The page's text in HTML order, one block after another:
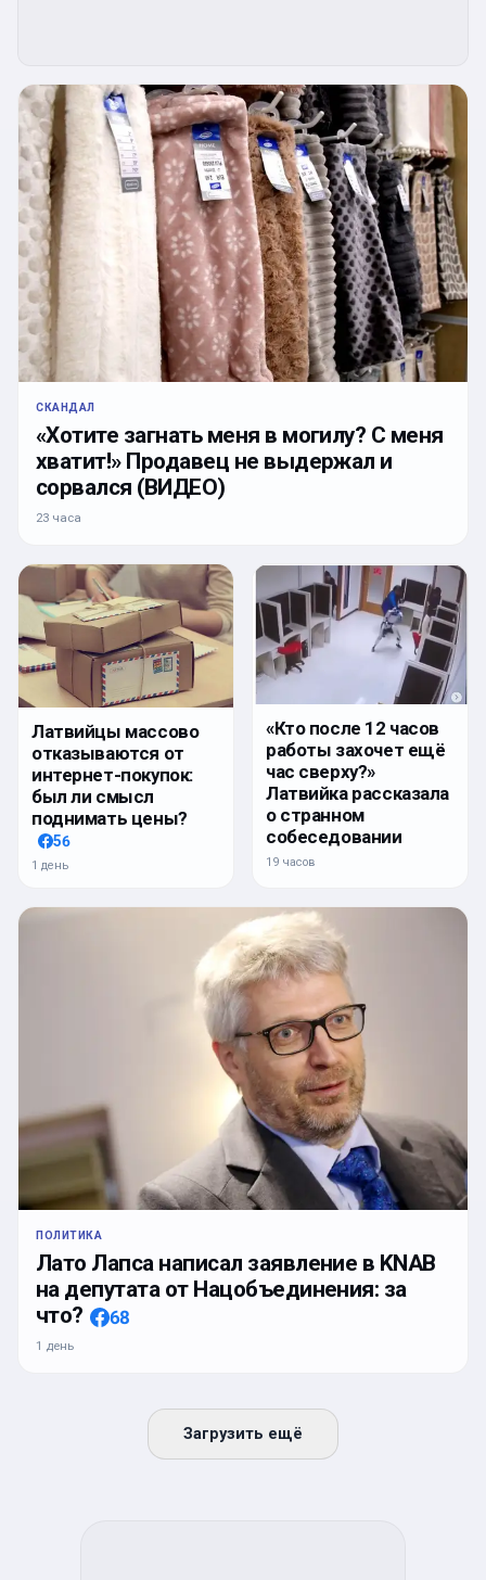
СКАНДАЛ
«Хотите загнать меня в могилу? С меня
хватит!» Продавец не выдержал и
сорвался (ВИДЕО)
23 часа
Латвийцы массово
отказываются от
интернет-покупок:
был ли смысл
поднимать цены?
56
1 день
«Кто после 12 часов
работы захочет ещё
час сверху?»
Латвийка рассказала
о странном
собеседовании
19 часов
ПОЛИТИКА
Лато Лапса написал заявление в KNAB
на депутата от Нацобъединения: за
что?
68
1 день
Загрузить ещё